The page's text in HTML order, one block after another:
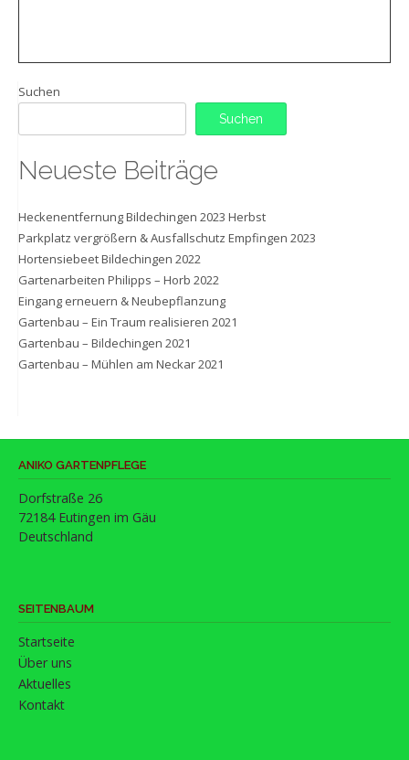
Suchen
Suchen
Neueste Beiträge
Heckenentfernung Bildechingen 2023 Herbst
Parkplatz vergrößern & Ausfallschutz Empfingen 2023
Hortensiebeet Bildechingen 2022
Gartenarbeiten Philipps – Horb 2022
Eingang erneuern & Neubepflanzung
Gartenbau – Ein Traum realisieren 2021
Gartenbau – Bildechingen 2021
Gartenbau – Mühlen am Neckar 2021
ANIKO GARTENPFLEGE
Dorfstraße 26
72184 Eutingen im Gäu
Deutschland
SEITENBAUM
Startseite
Über uns
Aktuelles
Kontakt